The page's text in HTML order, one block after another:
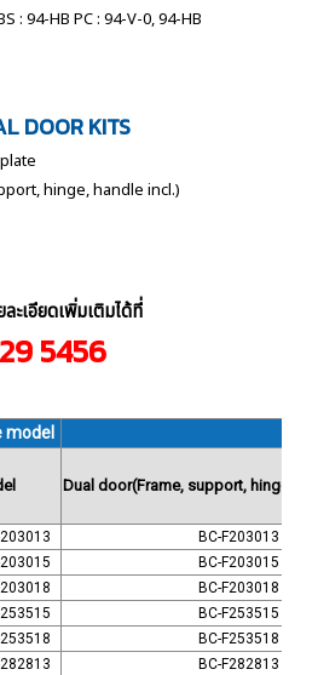
: 94-HB PC : 94-V-0, 94-HB
DOOR KITS
hinge, handle incl.)
ะเอียดเพิ่มเติมได้ที่
5456
model
Dual door(Frame, support, hinge,
203013
BC-F203013
203015
BC-F203015
203018
BC-F203018
253515
BC-F253515
253518
BC-F253518
282813
BC-F282813